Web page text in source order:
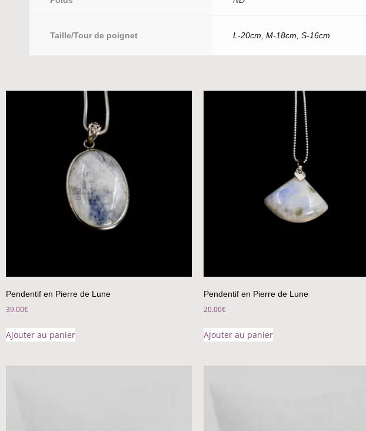
Taille/Tour de poignet L-20cm, M-18cm, S-16cm
Pendentif en Pierre de Lune
39.00€
Ajouter au panier
Pendentif en Pierre de Lune
20.00€
Ajouter au panier